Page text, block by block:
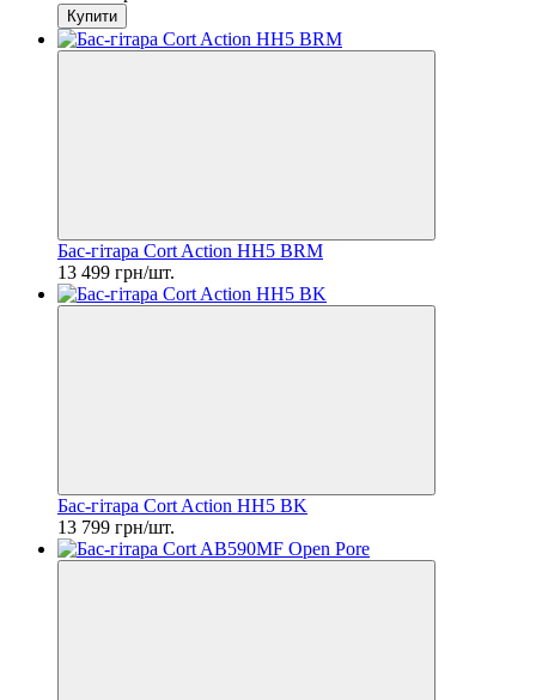
Купити
Бас-гітара Cort Action HH5 BRM
13 499 грн/шт.
Бас-гітара Cort Action HH5 BK
13 799 грн/шт.